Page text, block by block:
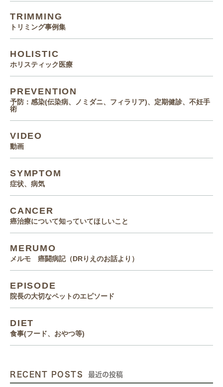
TRIMMING
トリミング事例集
HOLISTIC
ホリスティック医療
PREVENTION
予防：感染(伝染病、ノミダニ、フィラリア)、定期健診、不妊手
術
VIDEO
動画
SYMPTOM
症状、病気
CANCER
癌治療について知っていてほしいこと
MERUMO
メルモ 癌闘病記（DRりえのお話より）
EPISODE
院長の大切なペットのエピソード
DIET
食事(フード、おやつ等)
RECENT POSTS 最近の投稿